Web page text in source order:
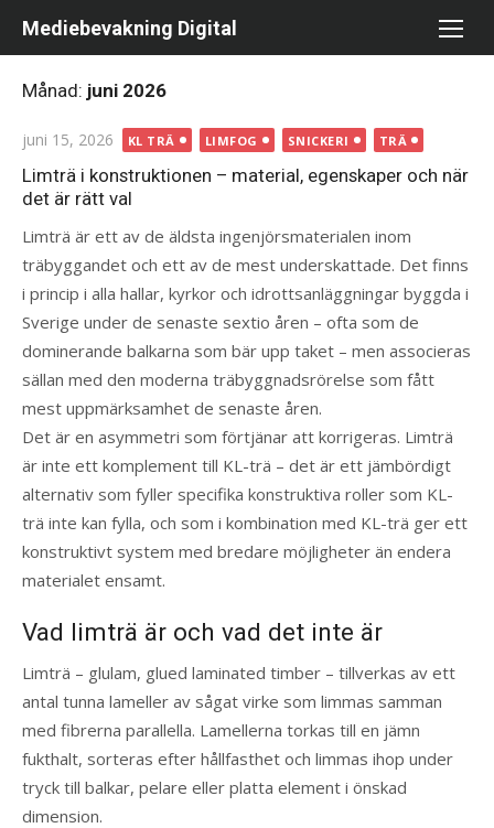
Mediebevakning Digital
Månad: juni 2026
Publicerad
den
juni 15, 2026 KL TRÄ LIMFOG SNICKERI TRÄ
Limträ i konstruktionen – material, egenskaper och när
det är rätt val
Limträ är ett av de äldsta ingenjörsmaterialen inom
träbyggandet och ett av de mest underskattade. Det finns
i princip i alla hallar, kyrkor och idrottsanläggningar byggda i
Sverige under de senaste sextio åren – ofta som de
dominerande balkarna som bär upp taket – men associeras
sällan med den moderna träbyggnadsrörelse som fått
mest uppmärksamhet de senaste åren.
Det är en asymmetri som förtjänar att korrigeras. Limträ
är inte ett komplement till KL-trä – det är ett jämbördigt
alternativ som fyller specifika konstruktiva roller som KL-
trä inte kan fylla, och som i kombination med KL-trä ger ett
konstruktivt system med bredare möjligheter än endera
materialet ensamt.
Vad limträ är och vad det inte är
Limträ – glulam, glued laminated timber – tillverkas av ett
antal tunna lameller av sågat virke som limmas samman
med fibrerna parallella. Lamellerna torkas till en jämn
fukthalt, sorteras efter hållfasthet och limmas ihop under
tryck till balkar, pelare eller platta element i önskad
dimension.